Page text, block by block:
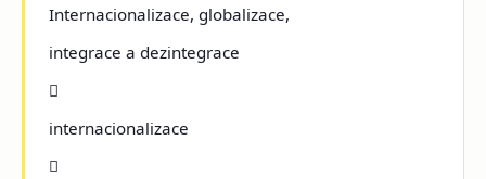
Internacionalizace, globalizace,
integrace a dezintegrace

internacionalizace
